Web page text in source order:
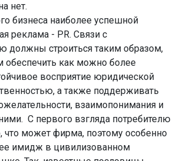
нет.
бизнеса наиболее успешной
реклама - PR. Связи с
должны строиться таким образом,
как можно более
восприятие юридической
а также поддерживать
взаимопонимания и
С первого взгляда потребителю
что может фирма, поэтому особенно
имидж в цивилизованном